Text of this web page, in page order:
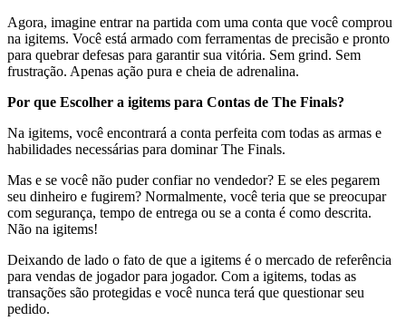
Agora, imagine entrar na partida com uma conta que você comprou
na igitems. Você está armado com ferramentas de precisão e pronto
para quebrar defesas para garantir sua vitória. Sem grind. Sem
frustração. Apenas ação pura e cheia de adrenalina.
Por que Escolher a igitems para Contas de The Finals?
Na igitems, você encontrará a conta perfeita com todas as armas e
habilidades necessárias para dominar The Finals.
Mas e se você não puder confiar no vendedor? E se eles pegarem
seu dinheiro e fugirem? Normalmente, você teria que se preocupar
com segurança, tempo de entrega ou se a conta é como descrita.
Não na igitems!
Deixando de lado o fato de que a igitems é o mercado de referência
para vendas de jogador para jogador. Com a igitems, todas as
transações são protegidas e você nunca terá que questionar seu
pedido.